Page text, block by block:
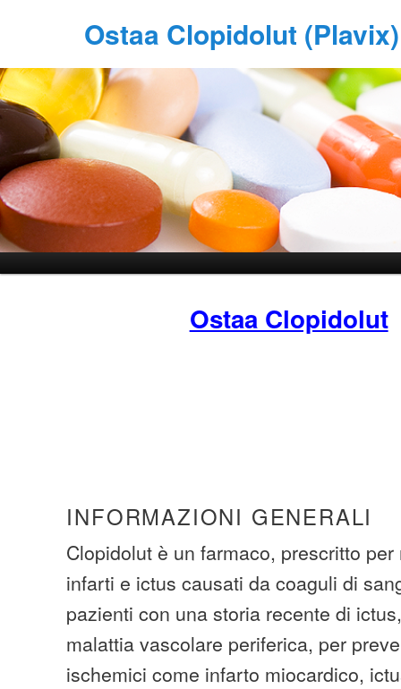
Ostaa Clopidolut
Ostaa Clopidolut
INFORMAZIONI GENERALI
Clopidolut è un farmaco, prescritto
infarti e ictus causati da coaguli di
pazienti con una storia recente di
malattia vascolare periferica, per
ischemici come infarto miocardico,